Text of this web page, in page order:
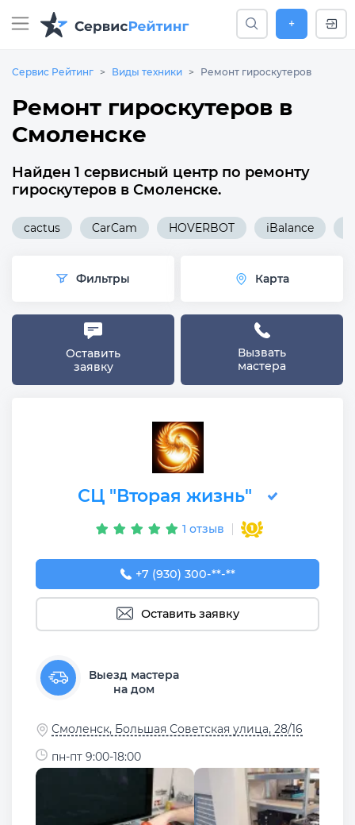
+
Сервис Рейтинг Виды техники Ремонт гироскутеров
Ремонт гироскутеров в
Смоленске
Найден 1 сервисный центр по ремонту
гироскутеров в Смоленске.
cactus CarCam HOVERBOT iBalance
Фильтры Карта
Оставить
заявку
Вызвать
мастера
СЦ "Вторая жизнь"
1 отзыв
+7 (930) 300-50-67
+7 (930) 300-**-**
Оставить заявку
Выезд мастера
на дом
Смоленск, Большая Советская улица, 28/16
пн-пт 9:00-18:00